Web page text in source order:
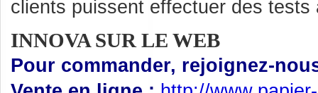
clients puissent effectuer des tests
INNOVA SUR LE WEB
Pour commander, rejoignez-